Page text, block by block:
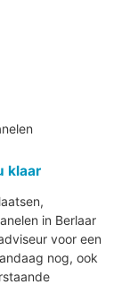
klaar
in Berlaar
voor een
nog, ook